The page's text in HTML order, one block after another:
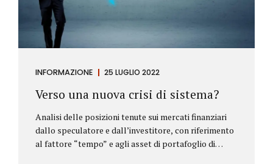
INFORMAZIONE 25 LUGLIO 2022
Verso una nuova crisi di sistema?
Analisi delle posizioni tenute sui mercati finanziari
dallo speculatore e dall’investitore, con riferimento
al fattore “tempo” e agli asset di portafoglio di